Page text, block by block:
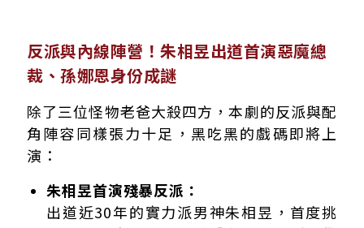
反派與內線陣營！朱相昱出道首演惡魔總
裁、孫娜恩身份成謎
除了三位怪物老爸大殺四方，本劇的反派與配
角陣容同樣張力十足，黑吃黑的戲碼即將上
演：
朱相昱首演殘暴反派：
出道近30年的實力派男神朱相昱，首度挑